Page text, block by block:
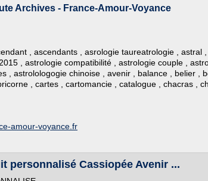
Archives - France-Amour-Voyance
, ascendants , asrologie taureatrologie , astral ,
, astrologie compatibilité , astrologie couple ,
, astrolologogie chinoise , avenir , balance , belier ,
, cartes , cartomancie , catalogue , chacras ,
amour-voyance.fr
personnalisé Cassiopée Avenir ...